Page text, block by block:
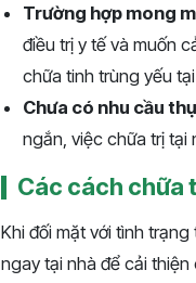
Trường hợp mong
điều trị y tế và muốn
chữa tinh trùng yếu
Chưa có nhu cầu
ngắn, việc chữa trị tại
Các cách chữa
Khi đối mặt với tình
ngay tại nhà để cải